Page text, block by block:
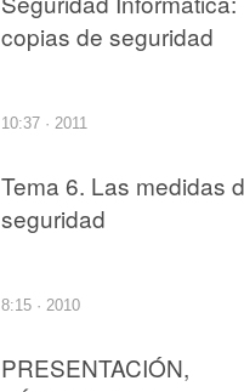
copias de seguridad
10:37 · 2011
Tema 6. Las medidas
seguridad
8:15 · 2010
PRESENTACIÓN,